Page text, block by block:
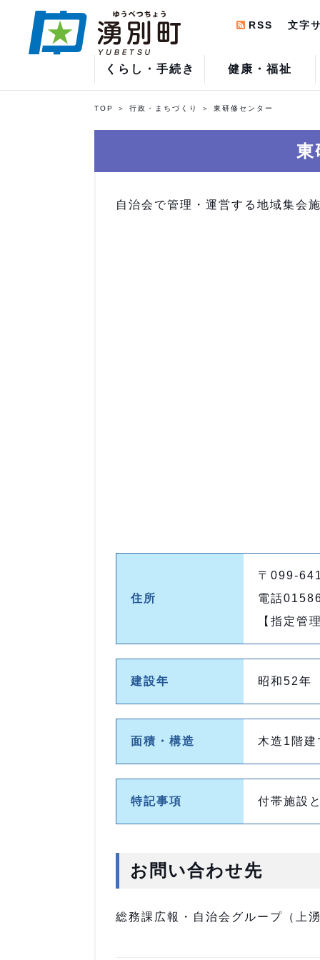
くらし・手続き 健康・福祉
RSS 文字
TOP 行政・まちづくり 東研修センター
東
自治会で管理・運営する地域集会
住所
〒099-
電話
【指定管
建設年 昭和52年
面積・構造 木造1階
特記事項 付帯施設
お問い合わせ先
総務課広報・自治会グループ（上